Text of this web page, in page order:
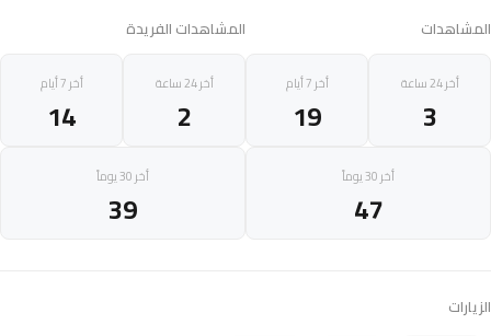
المشاهدات
أخر 24 ساعة
3
أخر 7 أيام
19
أخر 30 يوماً
47
المشاهدات الفريدة
أخر 24 ساعة
2
أخر 7 أيام
14
أخر 30 يوماً
39
الزيارات